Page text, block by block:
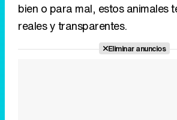
bien o para mal, estos animales
reales y transparentes.
Eliminar anuncios